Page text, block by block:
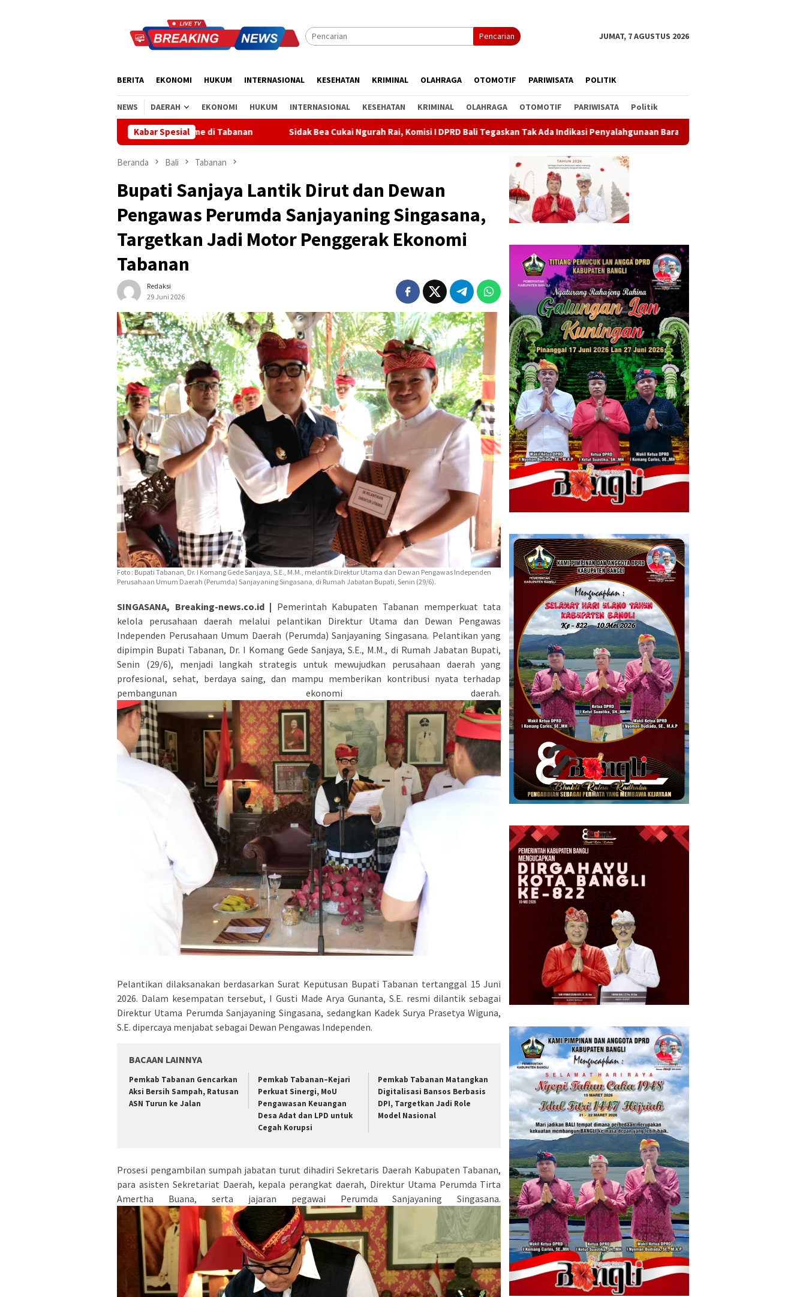
Pencarian JUMAT, 7 AGUSTUS 2026
BERITA EKONOMI HUKUM INTERNASIONAL KESEHATAN KRIMINAL OLAHRAGA OTOMOTIF PARIWISATA POLITIK
NEWS DAERAH EKONOMI HUKUM INTERNASIONAL KESEHATAN KRIMINAL OLAHRAGA OTOMOTIF PARIWISATA Politik
Kabar Spesial
Sidak Bea Cukai Ngurah Rai, Komisi I DPRD Bali Tegaskan Tak Ada Indikasi Penyalahgunaan Barang Sitaan Rahina Tumpek Krulut, Pemkab Bangli
Beranda Bali Tabanan
Bupati Sanjaya Lantik Dirut dan Dewan
Pengawas Perumda Sanjayaning Singasana,
Targetkan Jadi Motor Penggerak Ekonomi
Tabanan
Redaksi
29 Juni 2026
Foto : Bupati Tabanan, Dr. I Komang Gede Sanjaya, S.E., M.M., melantik Direktur Utama dan Dewan Pengawas Independen
Perusahaan Umum Daerah (Perumda) Sanjayaning Singasana, di Rumah Jabatan Bupati, Senin (29/6).
SINGASANA, Breaking-news.co.id | Pemerintah Kabupaten Tabanan memperkuat tata
kelola perusahaan daerah melalui pelantikan Direktur Utama dan Dewan Pengawas
Independen Perusahaan Umum Daerah (Perumda) Sanjayaning Singasana. Pelantikan yang
dipimpin Bupati Tabanan, Dr. I Komang Gede Sanjaya, S.E., M.M., di Rumah Jabatan Bupati,
Senin (29/6), menjadi langkah strategis untuk mewujudkan perusahaan daerah yang
profesional, sehat, berdaya saing, dan mampu memberikan kontribusi nyata terhadap
pembangunan ekonomi daerah.
Pelantikan dilaksanakan berdasarkan Surat Keputusan Bupati Tabanan tertanggal 15 Juni
2026. Dalam kesempatan tersebut, I Gusti Made Arya Gunanta, S.E. resmi dilantik sebagai
Direktur Utama Perumda Sanjayaning Singasana, sedangkan Kadek Surya Prasetya Wiguna,
S.E. dipercaya menjabat sebagai Dewan Pengawas Independen.
BACAAN LAINNYA
Pemkab Tabanan Gencarkan
Aksi Bersih Sampah, Ratusan
ASN Turun ke Jalan
Pemkab Tabanan–Kejari
Perkuat Sinergi, MoU
Pengawasan Keuangan
Desa Adat dan LPD untuk
Cegah Korupsi
Pemkab Tabanan Matangkan
Digitalisasi Bansos Berbasis
DPI, Targetkan Jadi Role
Model Nasional
Prosesi pengambilan sumpah jabatan turut dihadiri Sekretaris Daerah Kabupaten Tabanan,
para asisten Sekretariat Daerah, kepala perangkat daerah, Direktur Utama Perumda Tirta
Amertha Buana, serta jajaran pegawai Perumda Sanjayaning Singasana.